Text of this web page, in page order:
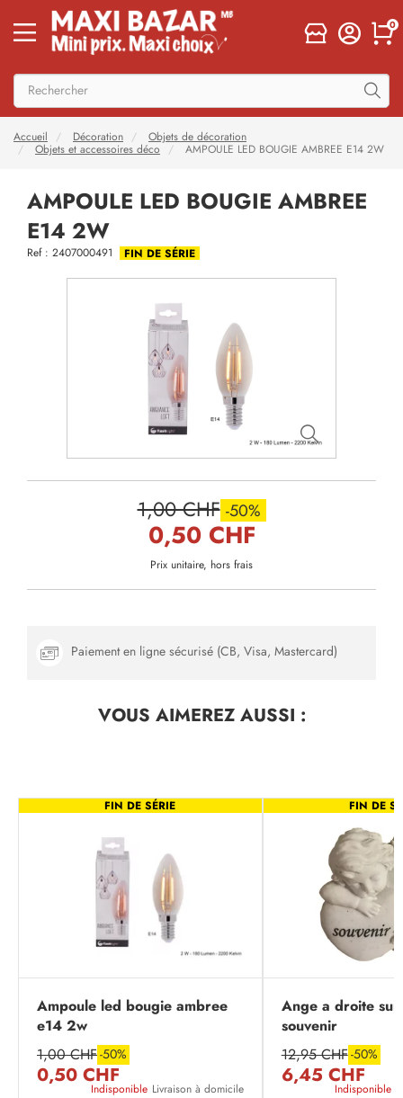
0
Accueil Décoration
Objets de décoration
Objets et accessoires déco
AMPOULE LED BOUGIE AMBREE E14 2W
AMPOULE LED BOUGIE AMBREE
E14 2W
Ref : 2407000491 FIN DE SÉRIE
1,00 CHF -50%
0,50 CHF
Prix unitaire, hors frais
Paiement en ligne sécurisé (CB, Visa, Mastercard)
VOUS AIMEREZAUSSI :
FIN DE SÉRIE
Ampoule led bougie ambree
e14 2w
1,00 CHF-50%
0,50 CHF
Indisponible Livraison à domicile
FIN DE
Ange a droite sur
souvenir
12,95 CHF-50%
6,45 CHF
Indisponible